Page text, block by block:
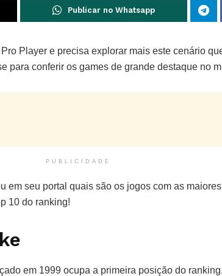
Publicar no Whatsapp
Player e precisa explorar mais este cenário
para conferir os games de grande destaque no
PUBLICIDADE
em seu portal quais são os jogos com as
10 do ranking!
em 1999 ocupa a primeira posição do